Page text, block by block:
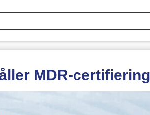
MDR-certifiering